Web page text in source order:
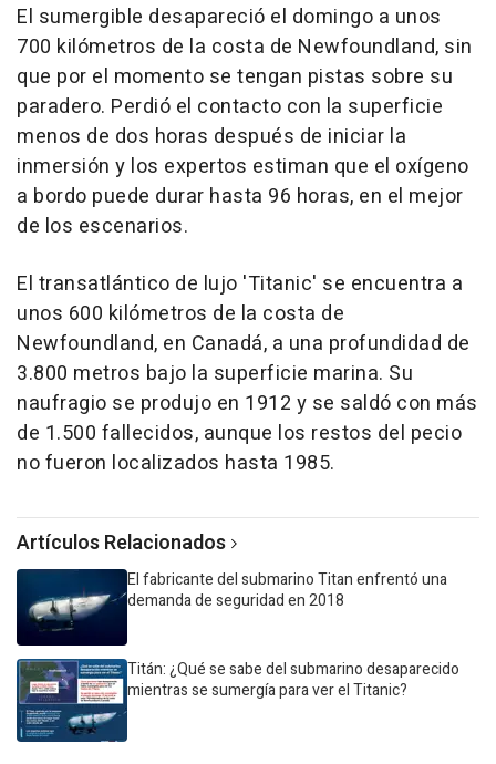
El sumergible desapareció el domingo a unos
700 kilómetros de la costa de Newfoundland, sin
que por el momento se tengan pistas sobre su
paradero. Perdió el contacto con la superficie
menos de dos horas después de iniciar la
inmersión y los expertos estiman que el oxígeno
a bordo puede durar hasta 96 horas, en el mejor
de los escenarios.
El transatlántico de lujo 'Titanic' se encuentra a
unos 600 kilómetros de la costa de
Newfoundland, en Canadá, a una profundidad de
3.800 metros bajo la superficie marina. Su
naufragio se produjo en 1912 y se saldó con más
de 1.500 fallecidos, aunque los restos del pecio
no fueron localizados hasta 1985.
Artículos Relacionados
El fabricante del submarino Titan enfrentó una
demanda de seguridad en 2018
Titán: ¿Qué se sabe del submarino desaparecido
mientras se sumergía para ver el Titanic?